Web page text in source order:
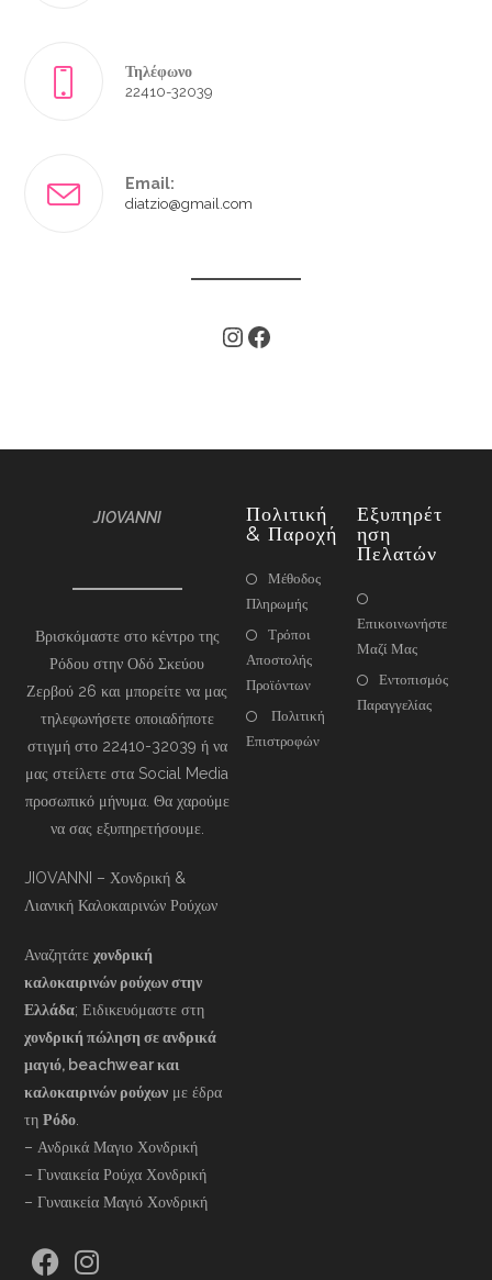
Τηλέφωνο
22410-32039
Email:
diatzio@gmail.com
JIOVANNI
Βρισκόμαστε στο κέντρο της
Ρόδου στην Οδό Σκεύου
Ζερβού 26 και μπορείτε να μας
τηλεφωνήσετε οποιαδήποτε
στιγμή στο 22410-32039 ή να
μας στείλετε στα Social Media
προσωπικό μήνυμα. Θα χαρούμε
να σας εξυπηρετήσουμε.
JIOVANNI – Χονδρική &
Λιανική Καλοκαιρινών Ρούχων
Αναζητάτεχονδρική
καλοκαιρινών ρούχων στην
Ελλάδα; Ειδικευόμαστε στη
χονδρική πώληση σε ανδρικά
μαγιό, beachwear και
καλοκαιρινών ρούχων με έδρα
τηΡόδο.
– Ανδρικά Μαγιο Χονδρική
– Γυναικεία Ρούχα Χονδρική
– Γυναικεία Μαγιό Χονδρική
Πολιτική
& Παροχή
Μέθοδος
Πληρωμής
Τρόποι
Αποστολής
Προϊόντων
Πολιτική
Επιστροφών
Εξυπηρέτ
Ηση
Πελατών
Επικοινωνήστε
Μαζί Μας
Εντοπισμός
Παραγγελίας